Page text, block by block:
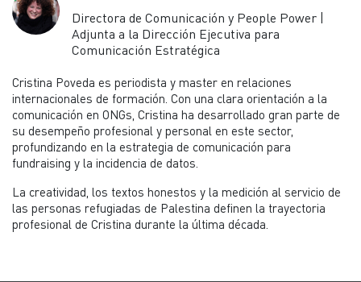
Directora de Comunicación y People Power |
Adjunta a la Dirección Ejecutiva para
Comunicación Estratégica
Cristina Poveda es periodista y master en relaciones
internacionales de formación. Con una clara orientación a la
comunicación en ONGs, Cristina ha desarrollado gran parte de
su desempeño profesional y personal en este sector,
profundizando en la estrategia de comunicación para
fundraising y la incidencia de datos.
La creatividad, los textos honestos y la medición al servicio de
las personas refugiadas de Palestina definen la trayectoria
profesional de Cristina durante la última década.